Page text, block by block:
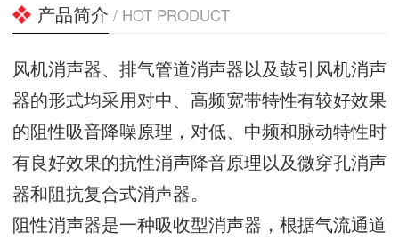
产品简介 / HOT PRODUCT
风机消声器、排气管道消声器以及鼓引风机消声
器的形式均采用对中、高频宽带特性有较好效果
的阻性吸音降噪原理，对低、中频和脉动特性时
有良好效果的抗性消声降音原理以及微穿孔消声
器和阻抗复合式消声器。
阻性消声器是一种吸收型消声器，根据气流通道